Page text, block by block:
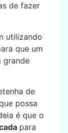
de fazer
utilizando
que um
grande
de
possa
é que o
para